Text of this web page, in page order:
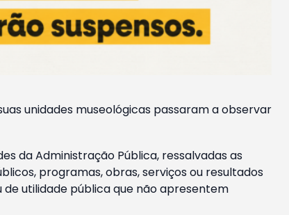
unidades museológicas passaram a observar
da Administração Pública, ressalvadas as
programas, obras, serviços ou resultados
utilidade pública que não apresentem